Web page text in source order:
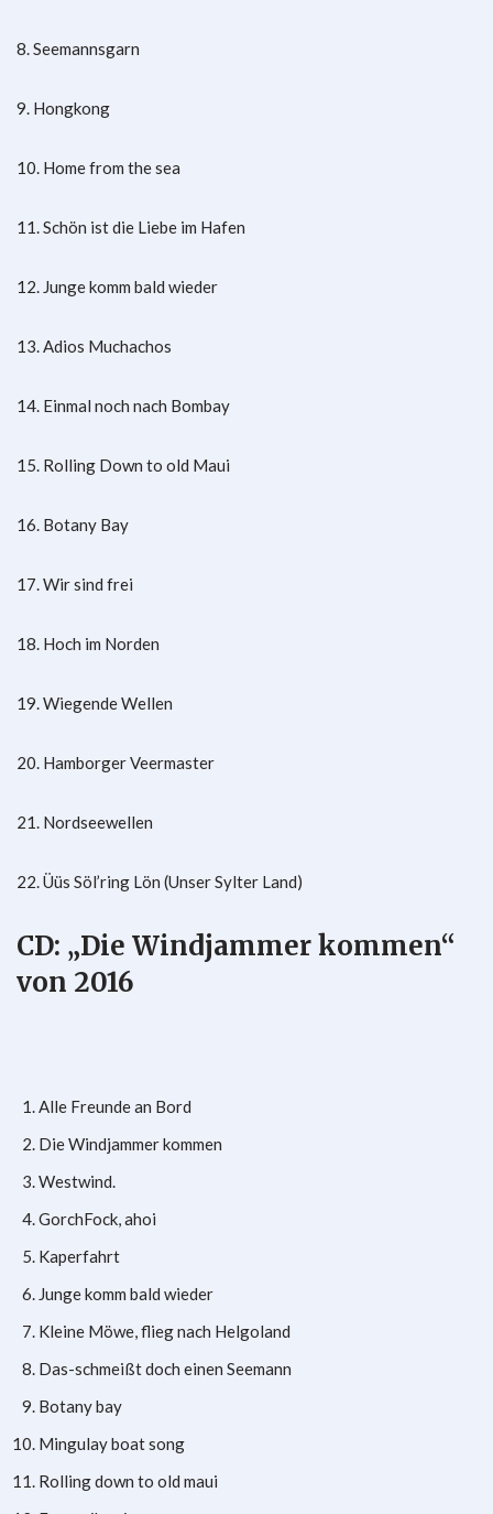
8. Seemannsgarn
9. Hongkong
10. Home from the sea
11. Schön ist die Liebe im Hafen
12. Junge komm bald wieder
13. Adios Muchachos
14. Einmal noch nach Bombay
15. Rolling Down to old Maui
16. Botany Bay
17. Wir sind frei
18. Hoch im Norden
19. Wiegende Wellen
20. Hamborger Veermaster
21. Nordseewellen
22. Üüs Söl’ring Lön (Unser Sylter Land)
CD: „Die Windjammer kommen“
von 2016
Alle Freunde an Bord
Die Windjammer kommen
Westwind.
GorchFock, ahoi
Kaperfahrt
Junge komm bald wieder
Kleine Möwe, flieg nach Helgoland
Das-schmeißt doch einen Seemann
Botany bay
Mingulay boat song
Rolling down to old maui